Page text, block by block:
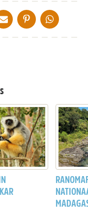
X
DELEN VIA DE MAIL
DELEN OP PINTEREST
DELEN OP